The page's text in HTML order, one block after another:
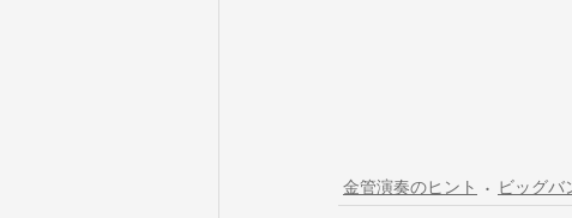
金管演奏のヒント ビッグバ